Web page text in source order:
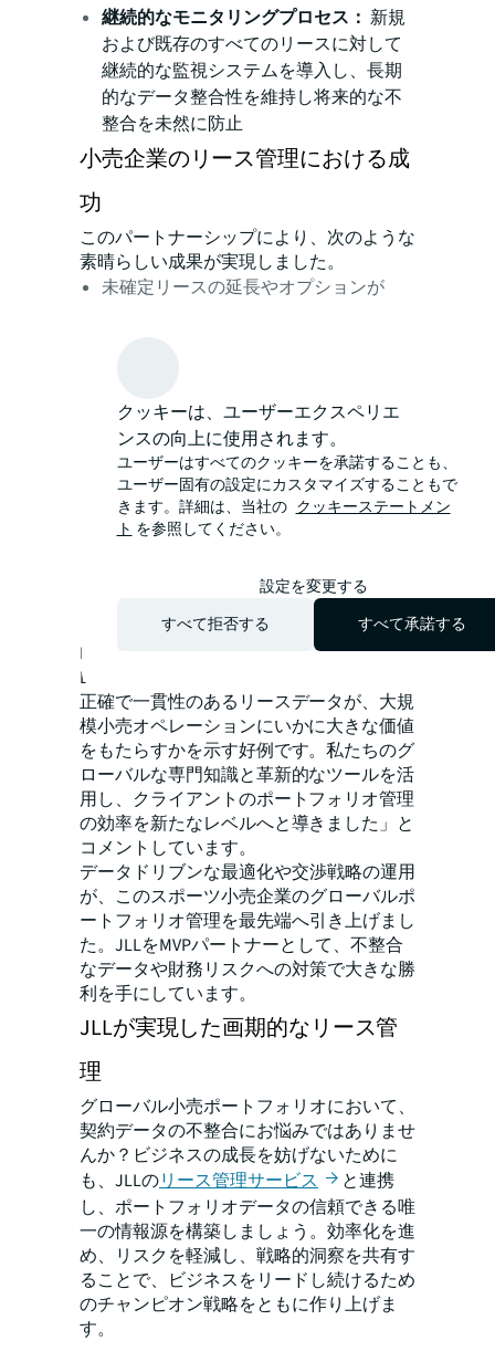
継続的なモニタリングプロセス： 新規
および既存のすべてのリースに対して
継続的な監視システムを導入し、長期
的なデータ整合性を維持し将来的な不
整合を未然に防止
小売企業のリース管理における成
功
このパートナーシップにより、次のような
素晴らしい成果が実現しました。
未確定リースの延長やオプションが
データの可視性向上による戦略的意思
決定能力の強化
意図しないリース延長や終了リスクの
低減
主要市場での売上歩合家賃を中心とし
たコスト管理の向上
データドリブンなポートフォリオ最適
化および交渉戦略の基盤構築
Kinga Piotrowicz（Lease Administration
EMEA責任者）は「このプロジェクトは、
正確で一貫性のあるリースデータが、大規
模小売オペレーションにいかに大きな価値
をもたらすかを示す好例です。私たちのグ
ローバルな専門知識と革新的なツールを活
用し、クライアントのポートフォリオ管理
の効率を新たなレベルへと導きました」と
コメントしています。
データドリブンな最適化や交渉戦略の運用
が、このスポーツ小売企業のグローバルポ
ートフォリオ管理を最先端へ引き上げまし
た。JLLをMVPパートナーとして、不整合
なデータや財務リスクへの対策で大きな勝
利を手にしています。
JLLが実現した画期的なリース管
理
グローバル小売ポートフォリオにおいて、
契約データの不整合にお悩みではありませ
んか？ビジネスの成長を妨げないために
も、JLLのリース管理サービス
と連携
し、ポートフォリオデータの信頼できる唯
一の情報源を構築しましょう。効率化を進
め、リスクを軽減し、戦略的洞察を共有す
ることで、ビジネスをリードし続けるため
のチャンピオン戦略をともに作り上げま
す。
クッキーは、ユーザーエクスペリエ
ンスの向上に使用されます。
ユーザーはすべてのクッキーを承諾することも、
ユーザー固有の設定にカスタマイズすることもで
きます。詳細は、当社の クッキーステートメン
トを参照してください。
設定を変更する
すべて拒否する
すべて承諾する